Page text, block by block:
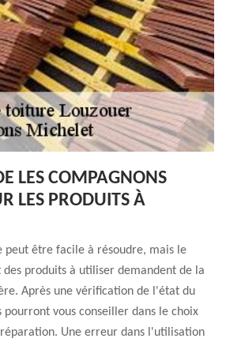
LES COMPAGNONS
LES PRODUITS À
peut être facile à résoudre, mais le
produits à utiliser demandent de la
Après une vérification de l'état du
pourront vous conseiller dans le choix
Une erreur dans l'utilisation